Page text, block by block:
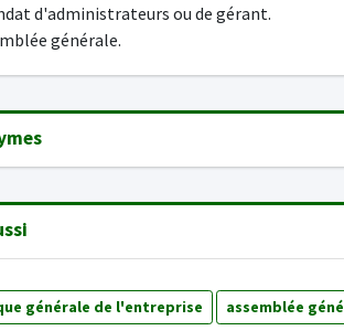
d'administrateurs ou de gérant.
générale.
générale de l'entreprise assemblée